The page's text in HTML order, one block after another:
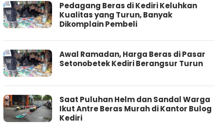
Pedagang Beras di Kediri Keluhkan
Kualitas yang Turun, Banyak
Dikomplain Pembeli
Awal Ramadan, Harga Beras di Pasar
Setonobetek Kediri Berangsur Turun
Saat Puluhan Helm dan Sandal Warga
Ikut Antre Beras Murah di Kantor Bulog
Kediri